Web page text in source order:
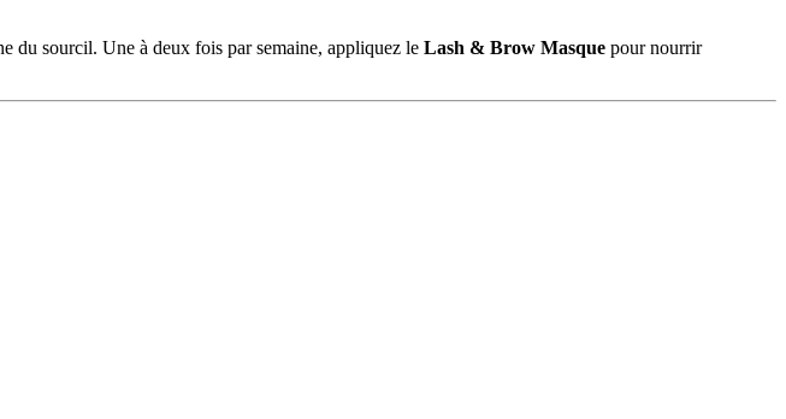
du sourcil. Une à deux fois par semaine, appliquez le Lash & Brow Masque pour nourrir